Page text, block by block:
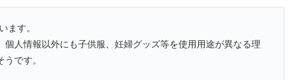
ます。
個人情報以外にも子供服、妊婦グッズ等を使用用途が異なる理
です。